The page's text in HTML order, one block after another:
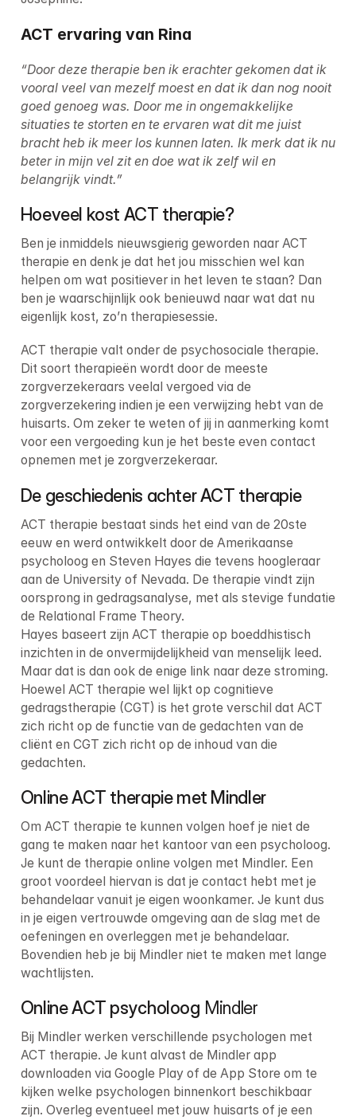
ACT ervaring van Rina
“Door deze therapie ben ik erachter gekomen dat ik
vooral veel van mezelf moest en dat ik dan nog nooit
goed genoeg was. Door me in ongemakkelijke
situaties te storten en te ervaren wat dit me juist
bracht heb ik meer los kunnen laten. Ik merk dat ik nu
beter in mijn vel zit en doe wat ik zelf wil en
belangrijk vindt.”
Hoeveel kost ACT therapie?
Ben je inmiddels nieuwsgierig geworden naar ACT
therapie en denk je dat het jou misschien wel kan
helpen om wat positiever in het leven te staan? Dan
ben je waarschijnlijk ook benieuwd naar wat dat nu
eigenlijk kost, zo’n therapiesessie.
ACT therapie valt onder de psychosociale therapie.
Dit soort therapieën wordt door de meeste
zorgverzekeraars veelal vergoed via de
zorgverzekering indien je een verwijzing hebt van de
huisarts. Om zeker te weten of jij in aanmerking komt
voor een vergoeding kun je het beste even contact
opnemen met je zorgverzekeraar.
De geschiedenis achter ACT therapie
ACT therapie bestaat sinds het eind van de 20ste
eeuw en werd ontwikkelt door de Amerikaanse
psycholoog en Steven Hayes die tevens hoogleraar
aan de University of Nevada. De therapie vindt zijn
oorsprong in gedragsanalyse, met als stevige fundatie
de Relational Frame Theory.
Hayes baseert zijn ACT therapie op boeddhistisch
inzichten in de onvermijdelijkheid van menselijk leed.
Maar dat is dan ook de enige link naar deze stroming.
Hoewel ACT therapie wel lijkt op cognitieve
gedragstherapie (CGT) is het grote verschil dat ACT
zich richt op de functie van de gedachten van de
cliënt en CGT zich richt op de inhoud van die
gedachten.
Online ACT therapie met Mindler
Om ACT therapie te kunnen volgen hoef je niet de
gang te maken naar het kantoor van een psycholoog.
Je kunt de therapie online volgen met Mindler. Een
groot voordeel hiervan is dat je contact hebt met je
behandelaar vanuit je eigen woonkamer. Je kunt dus
in je eigen vertrouwde omgeving aan de slag met de
oefeningen en overleggen met je behandelaar.
Bovendien heb je bij Mindler niet te maken met lange
wachtlijsten.
Online ACT psycholoog Mindler
Bij Mindler werken verschillende psychologen met
ACT therapie. Je kunt alvast de Mindler app
downloaden via Google Play of de App Store om te
kijken welke psychologen binnenkort beschikbaar
zijn. Overleg eventueel met jouw huisarts of je een